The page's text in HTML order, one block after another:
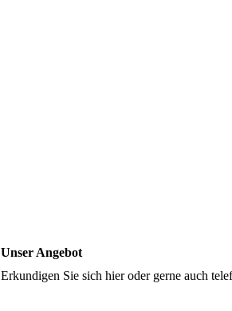
Unser Angebot
Erkundigen Sie sich hier oder gerne auch